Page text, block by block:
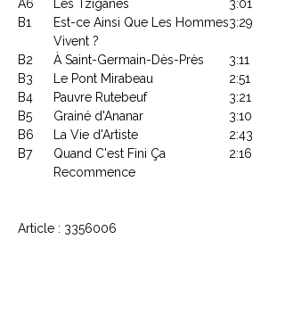
A6
Les Tziganes
3:01
B1
Est-ce Ainsi Que Les Hommes
Vivent ?
3:29
B2 À Saint-Germain-Dès-Près
3:11
B3
Le Pont Mirabeau
2:51
B4
Pauvre Rutebeuf
3:21
B5
Grainé d'Ananar
3:10
B6
La Vie d'Artiste
2:43
B7
Quand C'est Fini Ça
Recommence
2:16
Article : 3356006